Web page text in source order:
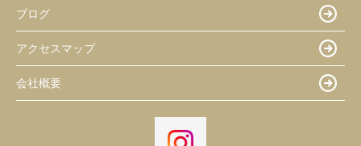
ブログ
アクセスマップ
会社概要